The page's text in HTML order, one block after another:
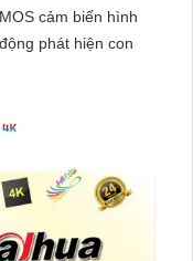
cảm biến hình
phát hiện con